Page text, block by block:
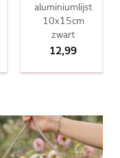
aluminiumlijst
10x15cm
zwart
12,99